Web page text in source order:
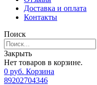
Доставка и оплата
Контакты
Поиск
Закрыть
Нет товаров в корзине.
0 руб. Корзина
89202704346